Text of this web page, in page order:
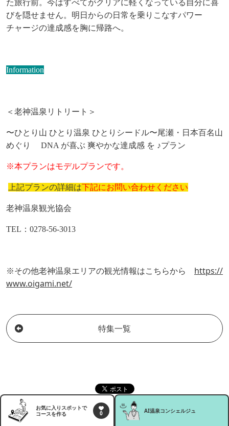
た旅行前。今はすべてがクリアに軽くなっている 自分に喜
びを隠せません。明日からの日常を乗りこなすパワー
チャージの達成感を胸に帰路へ。
Information
＜老神温泉リトリート＞
〜ひとり山 ひとり温泉 ひとりシードル〜尾瀬・日本百名山
めぐり
DNA が喜ぶ 爽やかな達成感 を ♪プラン
※本プランはモデルプランです。
上記プランの詳細は下記にお問い合わせください
老神温泉観光協会
TEL ： 0278-56-3013
※その他老神温泉エリアの観光情報はこちらから https://
www.oigami.net/
特集一覧
お気に入りスポットで
コースを作る
0 AI温泉コンシェルジュ